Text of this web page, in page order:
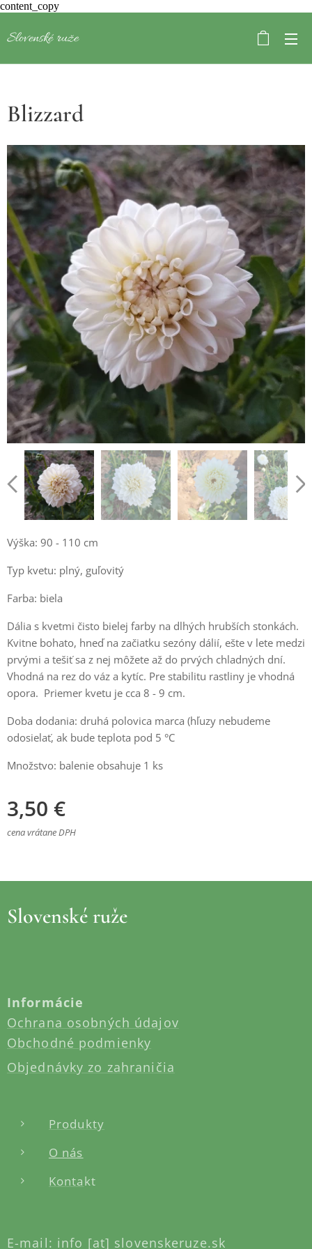
content_copy
Slovenské ruže
Blizzard
Výška: 90 - 110 cm
Typ kvetu: plný, guľovitý
Farba: biela
Dália s kvetmi čisto bielej farby na dlhých hrubších stonkách.
Kvitne bohato, hneď na začiatku sezóny dálií, ešte v lete medzi
prvými a tešiť sa z nej môžete až do prvých chladných dní.
Vhodná na rez do váz a kytíc. Pre stabilitu rastliny je vhodná
opora. Priemer kvetu je cca 8 - 9 cm.
Doba dodania: druhá polovica marca (hľuzy nebudeme
odosielať, ak bude teplota pod 5 °C
Množstvo: balenie obsahuje 1 ks
3,50 €
cena vrátane DPH
Slovenské ruže
Informácie
Ochrana osobných údajov
Obchodné podmienky
Objednávky zo zahraničia
Produkty
O nás
Kontakt
E-mail: info [at] slovenskeruze.sk